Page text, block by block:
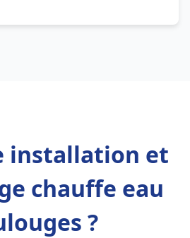
installation et
chauffe eau
?